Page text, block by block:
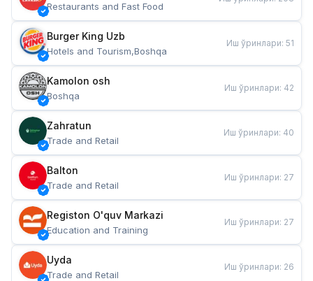
Restaurants and Fast Food
Burger King Uzb
Hotels and Tourism,Boshqa
Иш ўринлари: 51
Kamolon osh
Boshqa
Иш ўринлари: 42
Zahratun
Trade and Retail
Иш ўринлари: 40
Balton
Trade and Retail
Иш ўринлари: 27
Registon O'quv Markazi
Education and Training
Иш ўринлари: 27
Uyda
Trade and Retail
Иш ўринлари: 26